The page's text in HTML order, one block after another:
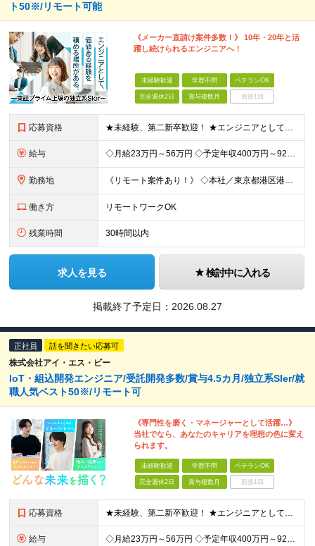
ト50※/リモート可能
《メーカー直請け案件多数！》 10年・20年と活
躍し続けられるエンジニアへ！
未経験歓迎 学歴不問 ベテランOK
完全週休2日 賞与複数月 面接1回
応募資格 ★未経験、第二新卒歓迎！ ★エンジニアとしてキャリアを構築したい方大歓迎！ ★リーダー・マネジメント志向をお持ちの方大歓迎！ 《上流工程へのステップアップを目指す方歓迎》 「保守・改修・テスト経験を
給与 ◇月給23万円～56万円 ◇予定年収400万円～925万円 ※残業代全額支給 ※試用期間4カ月 （給与・待遇・雇用形態に差異無し） ◇通勤手当：上限50,000円／月 ◇子育て手当：8,500円（1
勤務地 《リモート案件あり！》 ◇本社／東京都港区港南2-16-3 品川グランドセントラルタワー ◇各事業所／東京、静岡、山梨、大阪、宮城、愛知 ※案件によっては客先勤務の可能性あり ※(変更の範囲)上記
働き方 リモートワークOK
残業時間 30時間以内
求人を見る 検討中に入れる
掲載終了予定日： 2026.08.27
正社員 話を聞きたい応募可
株式会社アイ・エス・ビー
IoT・組込開発エンジニア/受託開発多数/賞与4.5カ月/独立系SIer/就
職人気ベスト50※/リモート可
《専門性を磨く・マネージャーとして活躍…》
当社でなら、あなたのキャリアを理想の色に変え
られます。
未経験歓迎 学歴不問 ベテランOK
完全週休2日 賞与複数月 面接1回
応募資格 ★未経験、第二新卒歓迎！ ★エンジニアとしてキャリアを構築したい方大歓迎！ ★リーダー・マネジメント志向をお持ちの方大歓迎！ 《上流工程へのステップアップを目指す方歓迎》 「保守・改修・テスト経験を
給与 ◇月給23万円～56万円 ◇予定年収400万円～925万円 ※残業代全額支給 ※試用期間4カ月 （給与・待遇・雇用形態に差異無し） ◇通勤手当：上限50,000円／月 ◇子育て手当：8,500円（1